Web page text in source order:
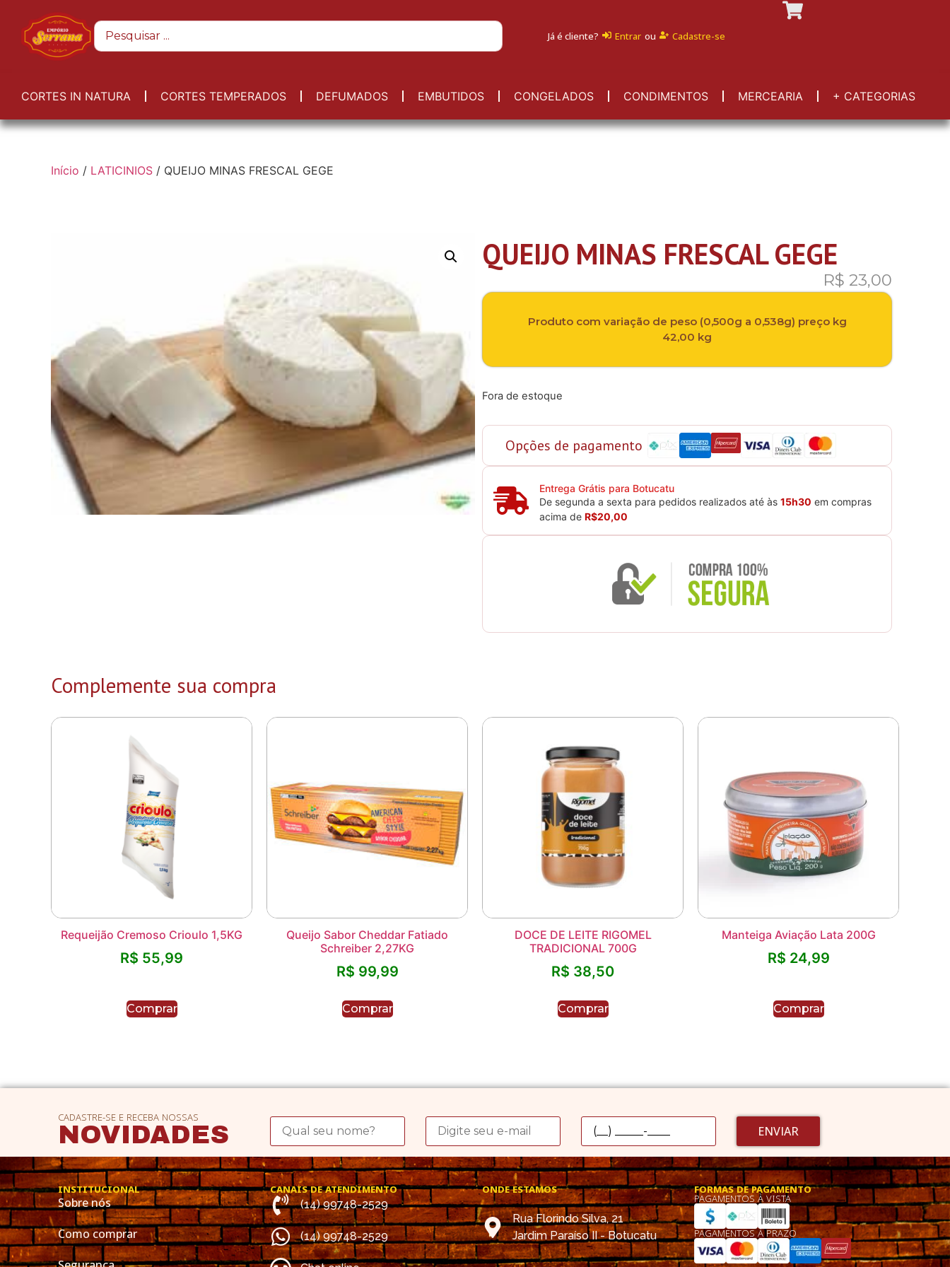
Já é cliente? Entrar ou Cadastre-se
CORTES IN NATURA CORTES TEMPERADOS DEFUMADOS EMBUTIDOS CONGELADOS CONDIMENTOS MERCEARIA + CATEGORIAS
Início / LATICINIOS / QUEIJO MINAS FRESCAL GEGE
QUEIJO MINAS FRESCAL GEGE
R$ 23,00
Produto com variação de peso (0,500g a 0,538g) preço kg
42,00 kg
Fora de estoque
Opções de pagamento
Entrega Grátis para Botucatu
De segunda a sexta para pedidos realizados até às 15h30 em compras
acima de R$20,00
Complemente sua compra
Requeijão Cremoso Crioulo 1,5KG
R$ 55,99
Comprar
Queijo Sabor Cheddar Fatiado
Schreiber 2,27KG
R$ 99,99
Comprar
DOCE DE LEITE RIGOMEL
TRADICIONAL 700G
R$ 38,50
Comprar
Manteiga Aviação Lata 200G
R$ 24,99
Comprar
CADASTRE-SE E RECEBA NOSSAS
NOVIDADES ENVIAR
INSTITUCIONAL
Sobre nós
Como comprar
CANAIS DE ATENDIMENTO
(14) 99748-2529
(14) 99748-2529
ONDE ESTAMOS
Rua Florindo Silva, 21
Jardim Paraíso II - Botucatu
FORMAS DE PAGAMENTO
PAGAMENTOS À VISTA
PAGAMENTOS À PRAZO